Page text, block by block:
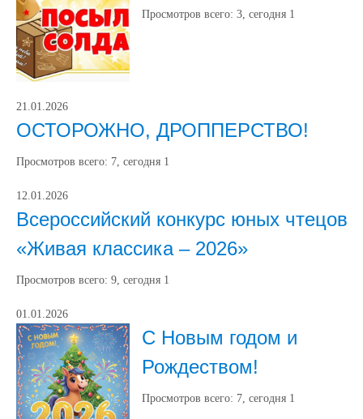
Просмотров всего: 3, сегодня 1
21.01.2026
ОСТОРОЖНО, ДРОППЕРСТВО!
Просмотров всего: 7, сегодня 1
12.01.2026
Всероссийский конкурс юных чтецов
«Живая классика – 2026»
Просмотров всего: 9, сегодня 1
01.01.2026
С Новым годом и
Рождеством!
Просмотров всего: 7, сегодня 1